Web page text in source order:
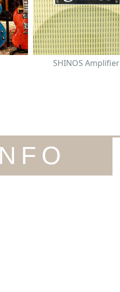
SHINOS Amplifier